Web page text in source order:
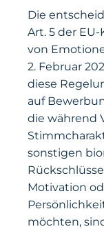
Die
Art. 5 der
von
2. Februar
diese
auf
die während
sonstigen
Motivation
möchten,